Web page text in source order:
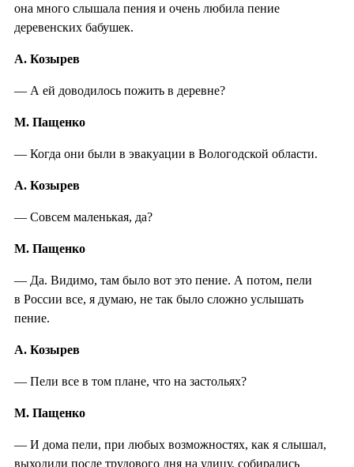
она много слышала пения и очень любила пение
деревенских бабушек.
А. Козырев
— А ей доводилось пожить в деревне?
М. Пащенко
— Когда они были в эвакуации в Вологодской области.
А. Козырев
— Совсем маленькая, да?
М. Пащенко
— Да. Видимо, там было вот это пение. А потом, пели
в России все, я думаю, не так было сложно услышать
пение.
А. Козырев
— Пели все в том плане, что на застольях?
М. Пащенко
— И дома пели, при любых возможностях, как я слышал,
выходили после трудового дня на улицу, собирались